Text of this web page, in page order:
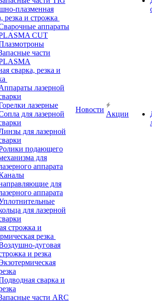
плазменная
резка и строжка
аппараты
CUT
части
сварка, резка и
лазерной
лазерные
для лазерной
для лазерной
подающего
для
аппарата
для
аппарата
для лазерной
строжка и
резка
дуговая
и резка
сварка и
части ARC
Новости
Акции